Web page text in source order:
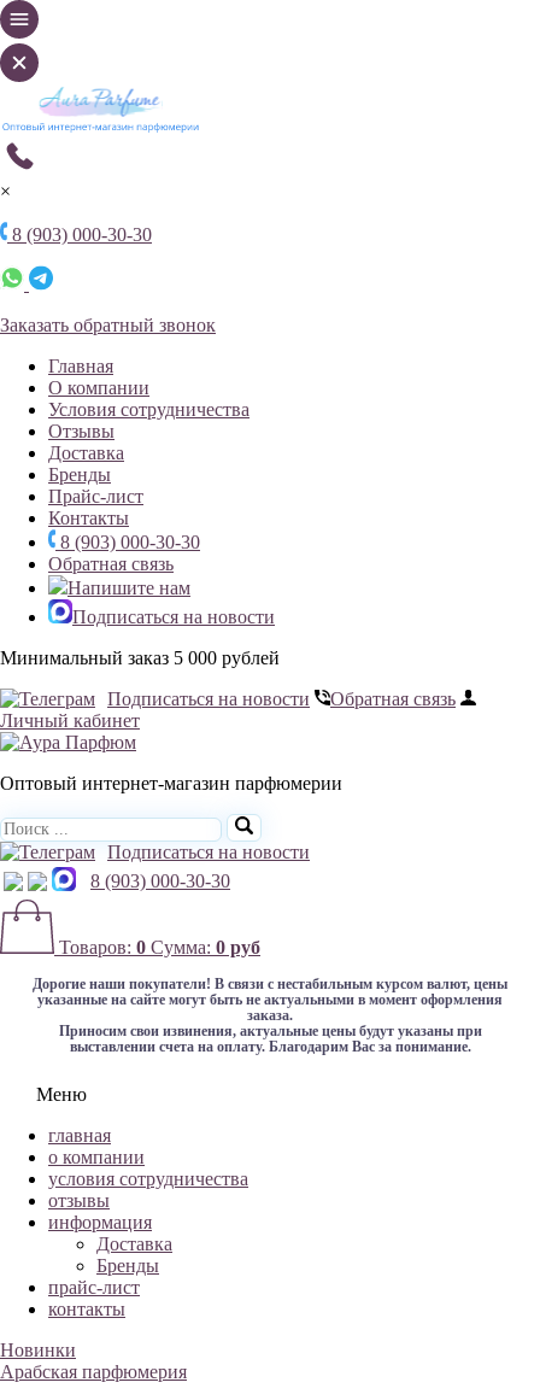
×
8 (903) 000-30-30
Заказать обратный звонок
Главная
О компании
Условия сотрудничества
Отзывы
Доставка
Бренды
Прайс-лист
Контакты
8 (903) 000-30-30
Обратная связь
Напишите нам
Подписаться на новости
Минимальный заказ 5 000 рублей
Подписаться на новости
Обратная связь
Личный кабинет
Оптовый интернет-магазин парфюмерии
Подписаться на новости
8 (903) 000-30-30
Товаров: 0 Сумма: 0 руб
Дорогие наши покупатели! В связи с нестабильным курсом валют, цены
указанные на сайте могут быть не актуальными в момент оформления
заказа.
Приносим свои извинения, актуальные цены будут указаны при
выставлении счета на оплату. Благодарим Вас за понимание.
Меню
главная
о компании
условия сотрудничества
отзывы
информация
Доставка
Бренды
прайс-лист
контакты
Новинки
Арабская парфюмерия